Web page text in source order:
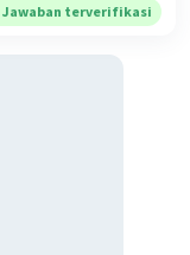
Jawaban terverifikasi